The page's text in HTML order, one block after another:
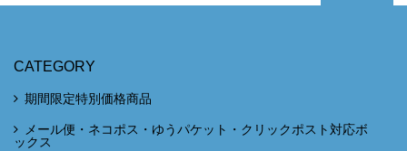
CATEGORY
期間限定特別価格商品
メール便・ネコポス・ゆうパケット・クリックポスト対応ボ
ックス